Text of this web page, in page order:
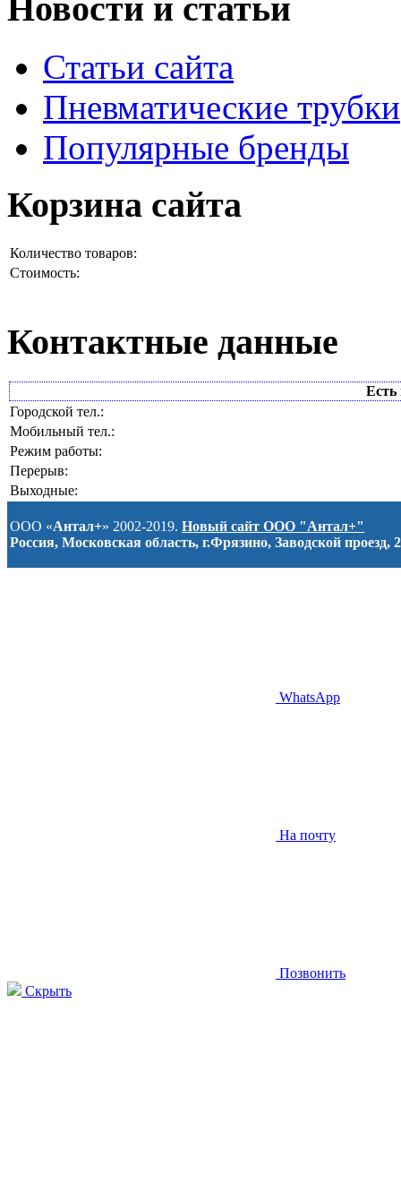
Новости и статьи
Статьи сайта
Пневматические трубки
Популярные бренды
Корзина сайта
Количество товаров:
Стоимость:
Контактные данные
Есть
Городской тел.:
Мобильный тел.:
Режим работы:
Перерыв:
Выходные:
ООО «Антал+» 2002-2019. Новый сайт ООО "Антал+"
Россия, Московская область, г.Фрязино, Заводской проезд, 2
WhatsApp
На почту
Позвонить
Скрыть